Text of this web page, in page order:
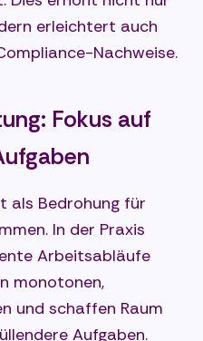
erleichtert auch
Nachweise.
Fokus auf
als Bedrohung für
In der Praxis
Arbeitsabläufe
monotonen,
und schaffen Raum
Aufgaben.